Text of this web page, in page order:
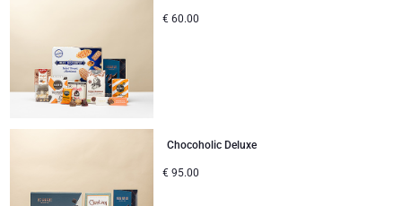
€ 60.00
Chocoholic Deluxe
€ 95.00